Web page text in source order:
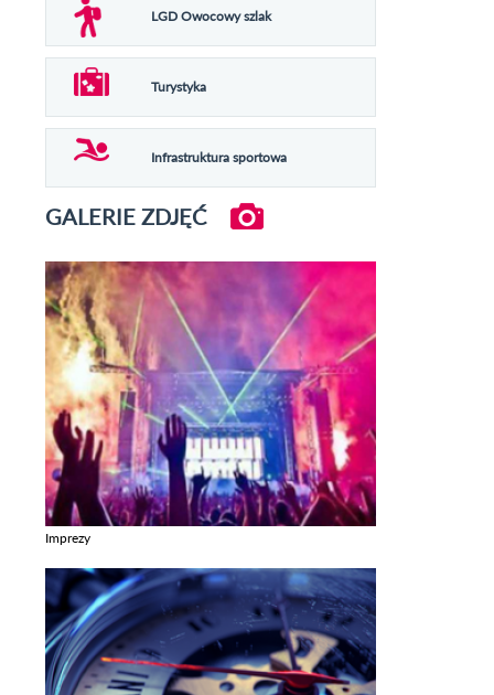
LGD Owocowy szlak
Turystyka
Infrastruktura sportowa
GALERIE ZDJĘĆ
Imprezy